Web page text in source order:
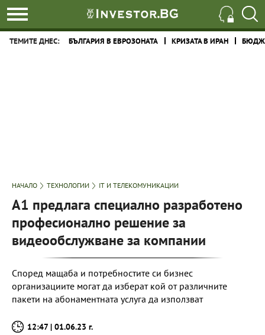
ТЕМИТЕ ДНЕС: БЪЛГАРИЯ В ЕВРОЗОНАТА КРИЗАТА В ИРАН
НАЧАЛО ТЕХНОЛОГИИ IT И ТЕЛЕКОМУНИКАЦИИ
А1 предлага специално разработено
професионално решение за
видеообслужване за компании
Според мащаба и потребностите си бизнес
организациите могат да изберат кой от различните
пакети на абонаментната услуга да използват
12:47 | 01.06.23 г.